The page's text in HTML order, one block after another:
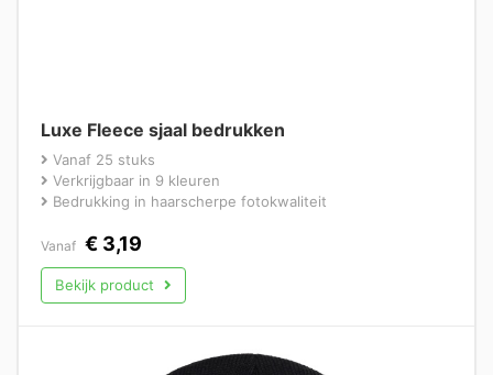
Luxe Fleece sjaal bedrukken
Vanaf 25 stuks
Verkrijgbaar in 9 kleuren
Bedrukking in haarscherpe fotokwaliteit
Vanaf € 3,19
Bekijk product